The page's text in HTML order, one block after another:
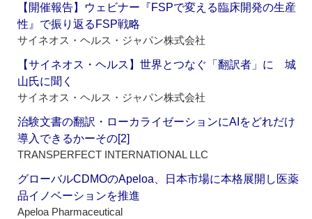
【開催報告】ウェビナー『FSPで変える臨床開発の生産
性』で振り返るFSP戦略
サイネオス・ヘルス・ジャパン株式会社
【サイネオス・ヘルス】世界とつなぐ「翻訳者」に 城
山氏に聞く
サイネオス・ヘルス・ジャパン株式会社
治験文書の翻訳・ローカライゼーションにAIをどれだけ
導入できるかーその[2]
TRANSPERFECT INTERNATIONAL LLC
グローバルCDMOのApeloa、日本市場に本格展開し医薬
品イノベーションを推進
Apeloa Pharmaceutical